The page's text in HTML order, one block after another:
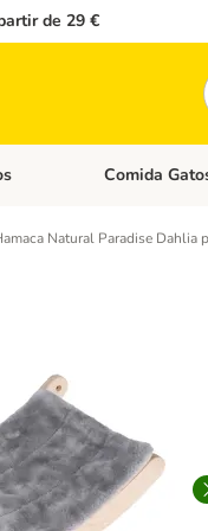
de 29 €
Comida Perros
Menú de
Comida
Natural Paradise Dahlia